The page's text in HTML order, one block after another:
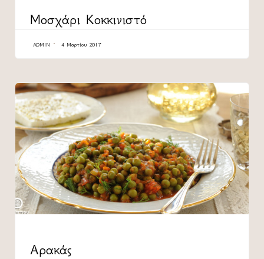
Μοσχάρι Κοκκινιστό
ADMIN 4 Μαρτίου 2017
Αρακάς